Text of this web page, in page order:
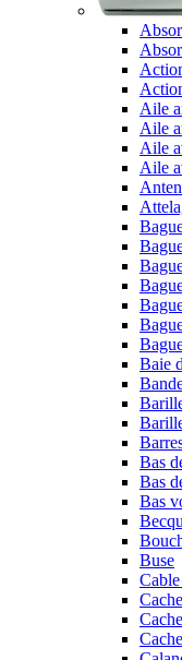
Aile
Aile
Aile
Aile
Baie
Bas
Bas
Bas
Buse